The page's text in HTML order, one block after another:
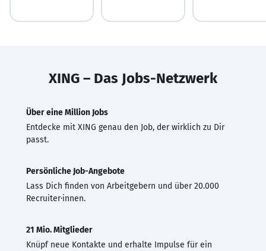
XING – Das Jobs-Netzwerk
Über eine Million Jobs
Entdecke mit XING genau den Job, der wirklich zu Dir
passt.
Persönliche Job-Angebote
Lass Dich finden von Arbeitgebern und über 20.000
Recruiter·innen.
21 Mio. Mitglieder
Knüpf neue Kontakte und erhalte Impulse für ein